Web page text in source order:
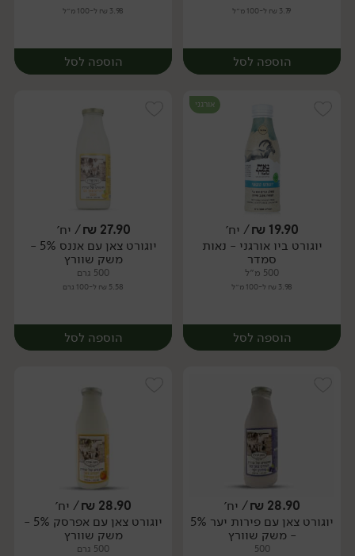
3.79 ₪ ל-100 מ״ל
הוספה לסל
יח׳
3.98 ₪ ל-100 מ״ל
הוספה לסל
יח׳
אורגני
19.90
₪/ יח׳
יוגורט ביו אורגני - נאות
סמדר
500 מ״ל
3.98 ₪ ל-100 מ״ל
הוספה לסל
יח׳
27.90
₪/ יח׳
יוגורט צאן עם אננס 5% -
משק שוורץ
500 גרם
5.58 ₪ ל-100 גרם
הוספה לסל
יח׳
28.90
₪/ יח׳
יוגורט צאן עם פירות יער 5%
- משק שוורץ
500
28.90
₪/ יח׳
יוגורט צאן עם אפרסק 5% -
משק שוורץ
500 גרם